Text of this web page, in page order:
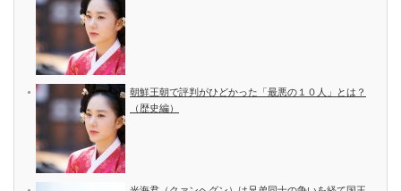
朝鮮王朝で評判がひどかった「最悪の１０人」とは？
（歴史編）